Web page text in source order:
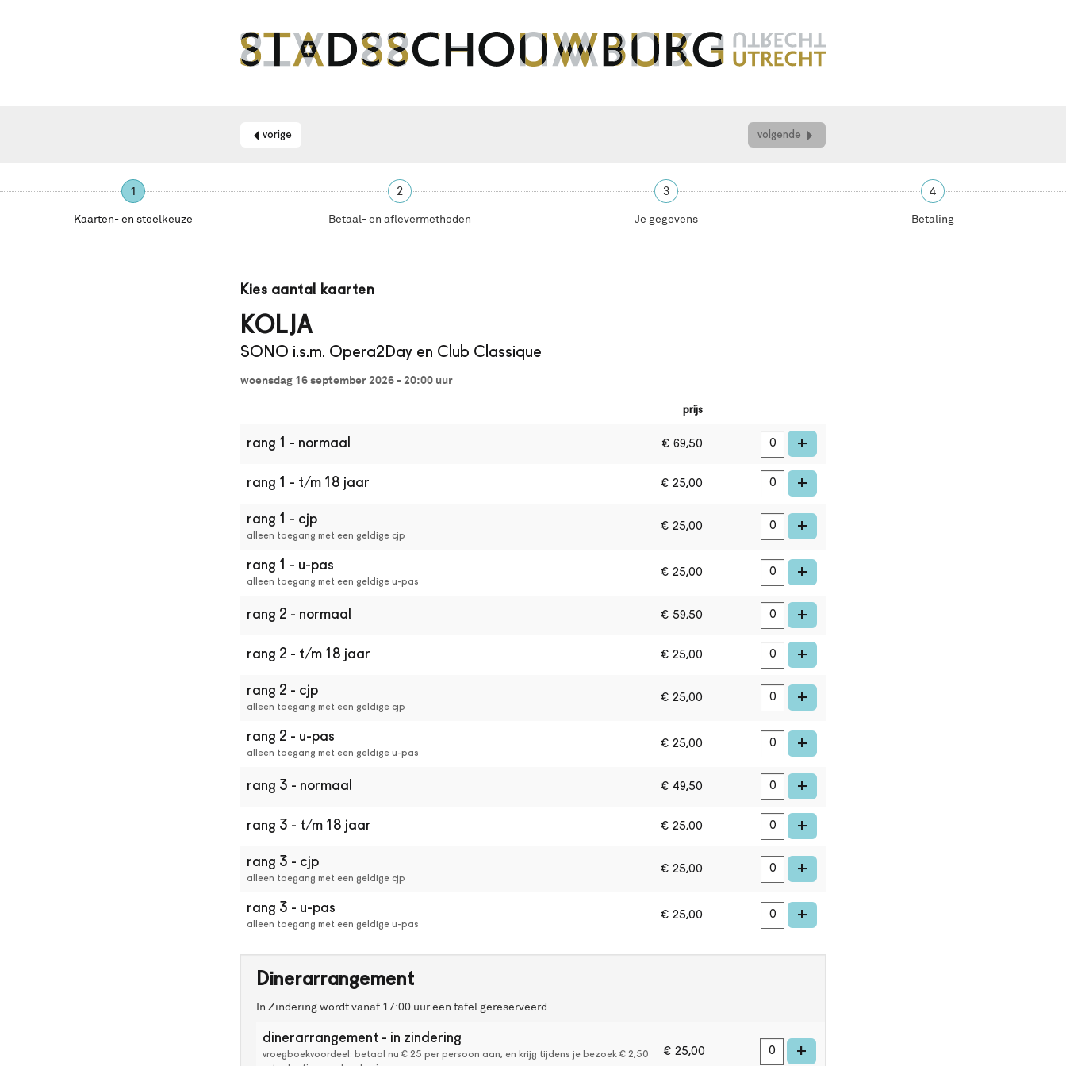
vorige volgende
1
Kaarten- en stoelkeuze
2
Betaal- en aflevermethoden
3
Je gegevens
4
Betaling
je
van
een
schermlezer?
kun
bestellen
Best
Het
systeem
kiest
automatisch
stoelen
de
uit.
Wil
een
andere
bestellen
je
vraag?
Neem
contact
op
de
kassa
kassa@ssbu.nl
2302023.
Kies aantal kaarten
KOLJA
SONO i.s.m. Opera2Day en Club Classique
woensdag 16 september 2026 - 20:00 uur
prijs
rang 1 - normaal € 69,50 +
rang 1 - t/m 18 jaar € 25,00 +
rang 1 - cjp
alleen toegang met een geldige cjp
€ 25,00 +
rang 1 - u-pas
alleen toegang met een geldige u-pas
€ 25,00 +
rang 2 - normaal € 59,50 +
rang 2 - t/m 18 jaar € 25,00 +
rang 2 - cjp
alleen toegang met een geldige cjp
€ 25,00 +
rang 2 - u-pas
alleen toegang met een geldige u-pas
€ 25,00 +
rang 3 - normaal € 49,50 +
rang 3 - t/m 18 jaar € 25,00 +
rang 3 - cjp
alleen toegang met een geldige cjp
€ 25,00 +
rang 3 - u-pas
alleen toegang met een geldige u-pas
€ 25,00 +
Dinerarrangement
In Zindering wordt vanaf 17:00 uur een tafel gereserveerd
type prijs kost aantal
dinerarrangement - in zindering
vroegboekvoordeel: betaal nu € 25 per persoon aan, en krijg tijdens je bezoek € 2,50
€ 25,00 +